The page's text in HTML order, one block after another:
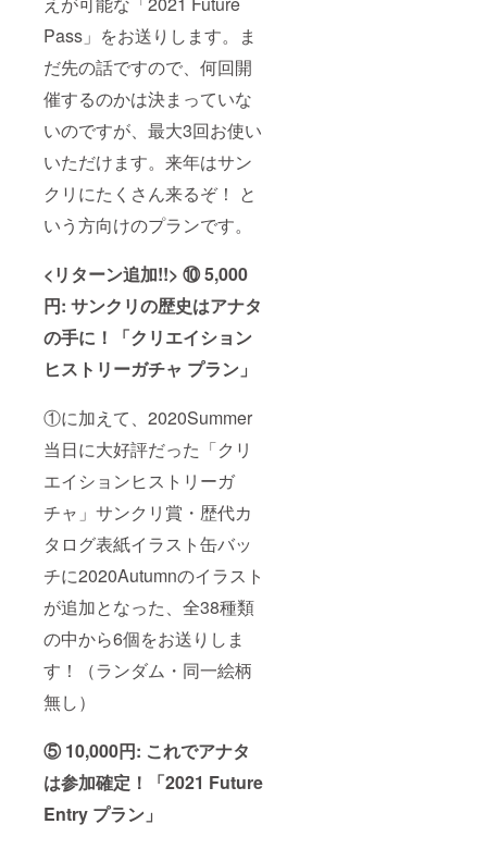
Pass」をお送りします。ま
だ先の話ですので、何回開
催するのかは決まっていな
いのですが、最大3回お使い
いただけます。来年はサン
クリにたくさん来るぞ！ と
いう方向けのプランです。
<リターン追加!!> ⑩ 5,000
円: サンクリの歴史はアナタ
の手に ！「クリエイション
ヒストリーガチャ プラン」
①に加えて、2020Summer
当日に大好評だった「クリ
エイションヒストリーガ
チャ」サンクリ賞・歴代カ
タログ表紙イラスト缶バッ
チに2020Autumnのイラスト
が追加となった、全38種類
の中から6個をお送りしま
す！（ランダム・同一絵柄
無し）
⑤ 10,000円: これでアナタ
は参加確定！「2021 Future
Entry プラン」